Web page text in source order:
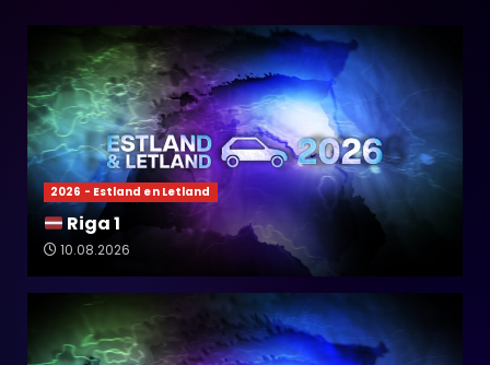
2026 - Estland en Letland
Riga 1
10.08.2026